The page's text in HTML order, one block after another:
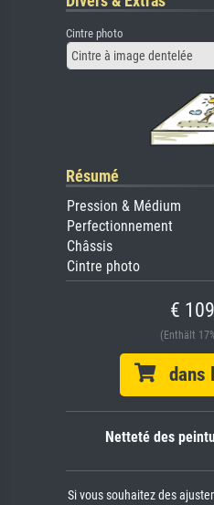
Cintre photo
Cintre à image dentelée
Résumé
Pression & Médium
Perfectionnement
Châssis
Cintre photo
€
(Enthält
dans
Netteté des
Si vous souhaitez des